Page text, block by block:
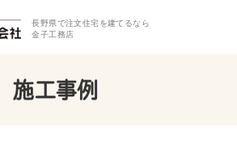
長野県で注文住宅を建てるなら
金子工務店
施工事例